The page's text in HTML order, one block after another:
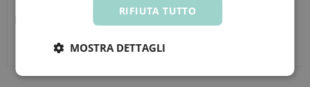
Arkopharma Arko
Depurazione e Drenaggio 45
ora
Prezzo consigliato: € 17,50
Aboca Epakur Tisana
Amaro Digestiva 20 Filtri
RIFIUTA TUTTO
MOSTRA DETTAGLI